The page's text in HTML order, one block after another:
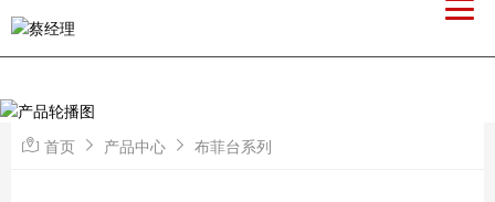
首页 产品中心 布菲台系列